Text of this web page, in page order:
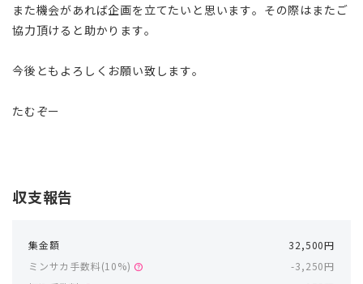
また機会があれば企画を立てたいと思います。その際はまたご
協力頂けると助かります。
今後ともよろしくお願い致します。
たむぞー
収支報告
集金額
32,500円
ミンサカ手数料(10%) help
-3,250円